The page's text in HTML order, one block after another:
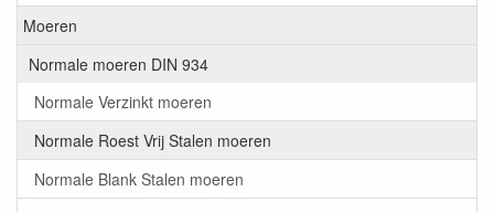
Moeren
Normale moeren DIN 934
Normale Verzinkt moeren
Normale Roest Vrij Stalen moeren
Normale Blank Stalen moeren